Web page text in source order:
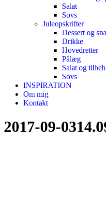
Salat
Sovs
Juleopskrifter
Dessert og
Drikke
Hovedretter
Pålæg
Salat og
Sovs
INSPIRATION
Om mig
Kontakt
2017-09-